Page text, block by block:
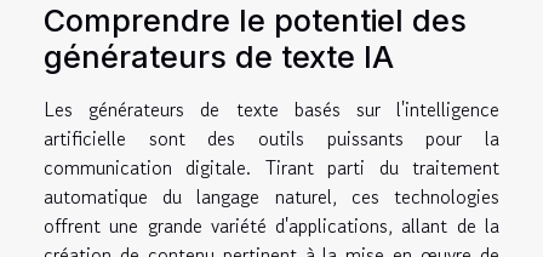
Comprendre le potentiel des
générateurs de texte IA
Les générateurs de texte basés sur l'intelligence
artificielle sont des outils puissants pour la
communication digitale. Tirant parti du traitement
automatique du langage naturel, ces technologies
offrent une grande variété d'applications, allant de la